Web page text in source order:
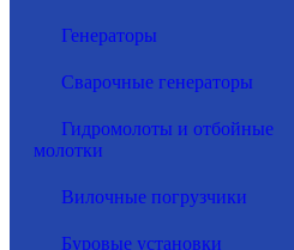
Генераторы
Сварочные генераторы
Гидромолоты и отбойные
молотки
Вилочные погрузчики
Буровые установки